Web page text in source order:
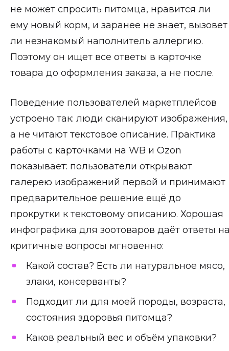
не может спросить питомца, нравится ли
ему новый корм, и заранее не знает, вызовет
ли незнакомый наполнитель аллергию.
Поэтому он ищет все ответы в карточке
товара до оформления заказа, а не после.
Поведение пользователей маркетплейсов
устроено так: люди сканируют изображения,
а не читают текстовое описание. Практика
работы с карточками на WB и Ozon
показывает: пользователи открывают
галерею изображений первой и принимают
предварительное решение ещё до
прокрутки к текстовому описанию. Хорошая
инфографика для зоотоваров даёт ответы
критичные вопросы мгновенно:
Какой состав? Есть ли натуральное мясо,
злаки, консерванты?
Подходит ли для моей породы, возраста,
состояния здоровья питомца?
Каков реальный вес и объём упаковки?